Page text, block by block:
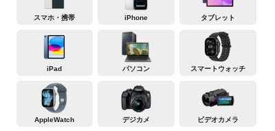
スマホ・携帯 iPhone タブレット
iPad パソコン スマートウォッチ
AppleWatch デジカメ ビデオカメラ